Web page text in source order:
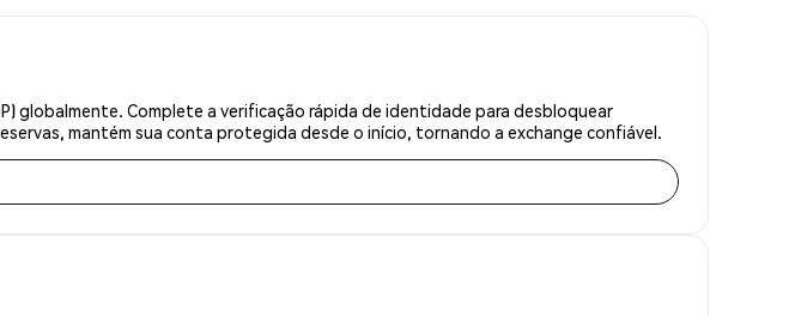
globalmente. Complete a verificação rápida de identidade para desbloquear
mantém sua conta protegida desde o início, tornando a exchange confiável.